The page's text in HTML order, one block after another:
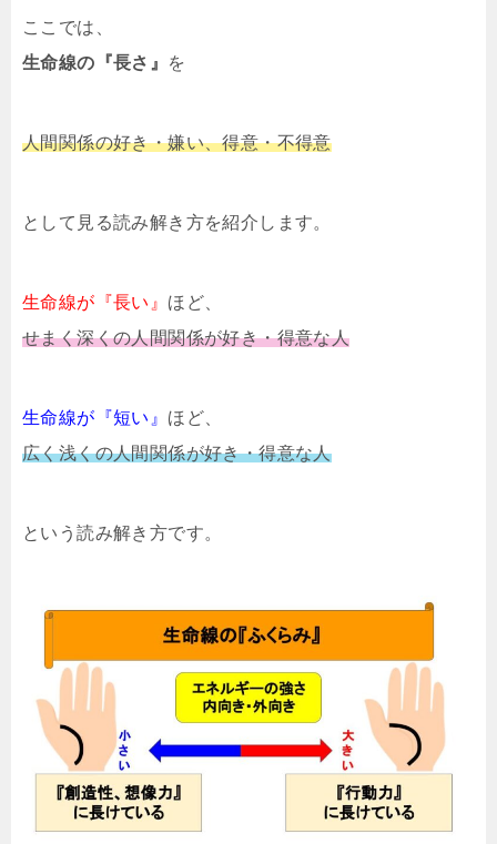
ここでは、
生命線の『長さ』
を
人間関係の好き・嫌い、得意・不得意
として見る読み解き方を紹介します。
生命線が『長い』 ほど、
せまく深くの人間関係が好き・得意な人
生命線が『短い』 ほど、
広く浅くの人間関係が好き・得意な人
という読み解き方です。